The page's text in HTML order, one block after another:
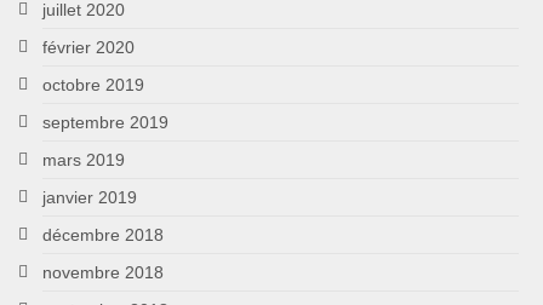
juillet 2020
février 2020
octobre 2019
septembre 2019
mars 2019
janvier 2019
décembre 2018
novembre 2018